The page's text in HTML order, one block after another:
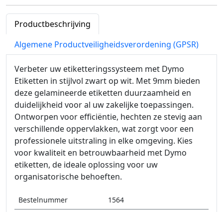
Productbeschrijving
Algemene Productveiligheidsverordening (GPSR)
Verbeter uw etiketteringssysteem met Dymo
Etiketten in stijlvol zwart op wit. Met 9mm bieden
deze gelamineerde etiketten duurzaamheid en
duidelijkheid voor al uw zakelijke toepassingen.
Ontworpen voor efficiëntie, hechten ze stevig aan
verschillende oppervlakken, wat zorgt voor een
professionele uitstraling in elke omgeving. Kies
voor kwaliteit en betrouwbaarheid met Dymo
etiketten, de ideale oplossing voor uw
organisatorische behoeften.
Bestelnummer
1564